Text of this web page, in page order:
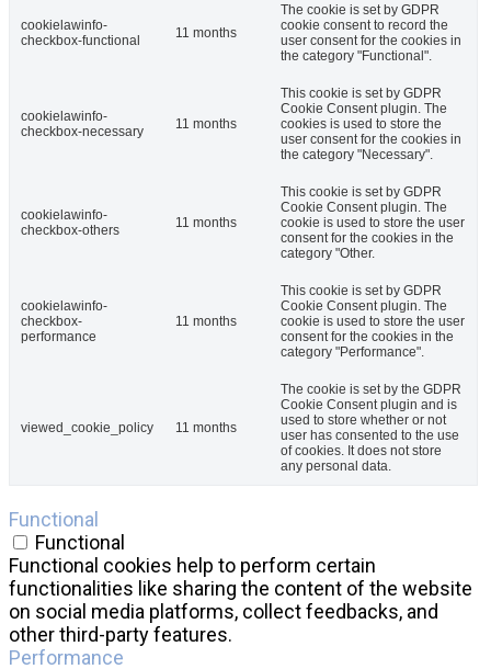
cookielawinfo-
checkbox-functional
11 months
The cookie is set by GDPR
cookie consent to record the
user consent for the cookies in
the category "Functional".
cookielawinfo-
checkbox-necessary
11 months
This cookie is set by GDPR
Cookie Consent plugin. The
cookies is used to store the
user consent for the cookies in
the category "Necessary".
cookielawinfo-
checkbox-others
11 months
This cookie is set by GDPR
Cookie Consent plugin. The
cookie is used to store the user
consent for the cookies in the
category "Other.
cookielawinfo-
checkbox-
performance
11 months
This cookie is set by GDPR
Cookie Consent plugin. The
cookie is used to store the user
consent for the cookies in the
category "Performance".
viewed_cookie_policy 11 months
The cookie is set by the GDPR
Cookie Consent plugin and is
used to store whether or not
user has consented to the use
of cookies. It does not store
any personal data.
Functional
Functional
Functional cookies help to perform certain
functionalities like sharing the content of the website
on social media platforms, collect feedbacks, and
other third-party features.
Performance